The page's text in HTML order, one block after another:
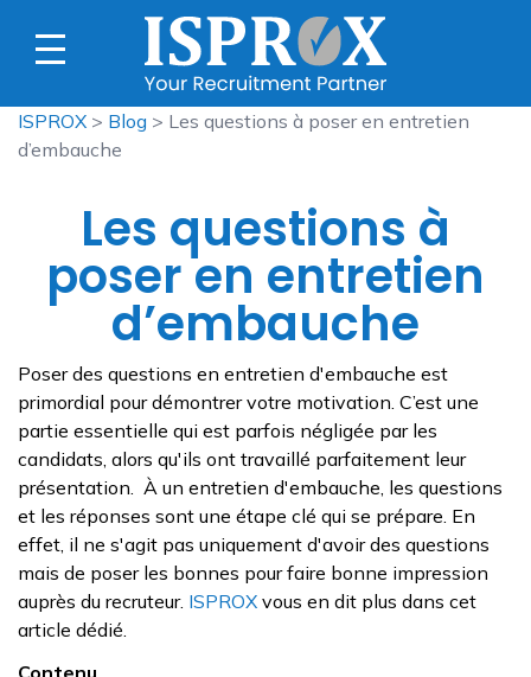
ISPROX > Blog > Les questions à poser en entretien
d’embauche
Les questions à
poser en entretien
d’embauche
Poser des questions en entretien d'embauche est
primordial pour démontrer votre motivation. C’est une
partie essentielle qui est parfois négligée par les
candidats, alors qu'ils ont travaillé parfaitement leur
présentation. À un entretien d'embauche, les questions
et les réponses sont une étape clé qui se prépare. En
effet, il ne s'agit pas uniquement d'avoir des questions
mais de poser les bonnes pour faire bonne impression
auprès du recruteur. ISPROX vous en dit plus dans cet
article dédié.
Contenu